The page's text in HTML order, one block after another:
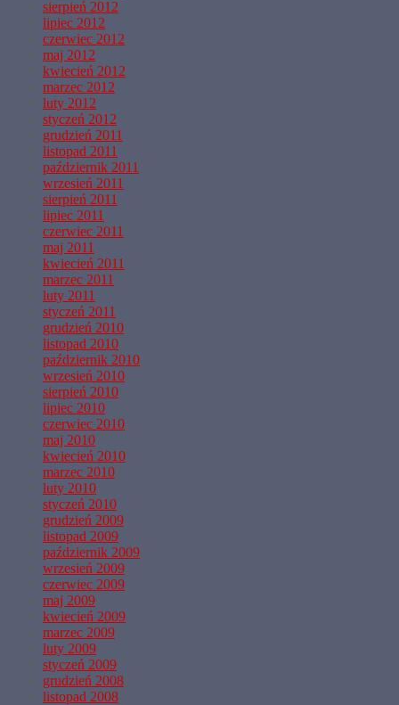
sierpień 2012
lipiec 2012
czerwiec 2012
maj 2012
kwiecień 2012
marzec 2012
luty 2012
styczeń 2012
grudzień 2011
listopad 2011
październik 2011
wrzesień 2011
sierpień 2011
lipiec 2011
czerwiec 2011
maj 2011
kwiecień 2011
marzec 2011
luty 2011
styczeń 2011
grudzień 2010
listopad 2010
październik 2010
wrzesień 2010
sierpień 2010
lipiec 2010
czerwiec 2010
maj 2010
kwiecień 2010
marzec 2010
luty 2010
styczeń 2010
grudzień 2009
listopad 2009
październik 2009
wrzesień 2009
czerwiec 2009
maj 2009
kwiecień 2009
marzec 2009
luty 2009
styczeń 2009
grudzień 2008
listopad 2008